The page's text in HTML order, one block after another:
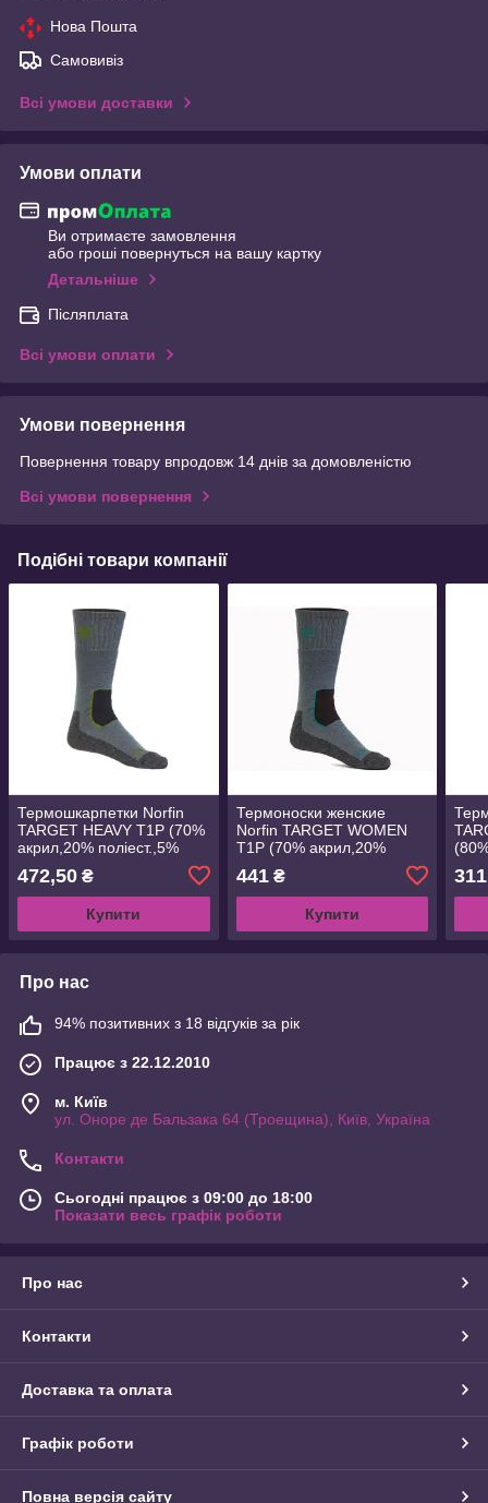
Нова Пошта
Самовивіз
Всі умови доставки
Умови оплати
Ви отримаєте замовлення
або гроші повернуться на вашу картку
Детальніше
Післяплата
Всі умови оплати
Умови повернення
Повернення товару впродовж 14 днів за домовленістю
Всі умови повернення
Подібні товари компанії
Термошкарпетки Norfin
TARGET HEAVY T1P (70%
акрил,20% поліест.,5%
(39-41) 303753
472,50 ₴
Купити
Термоноски женские
Norfin TARGET WOMEN
T1P (70% акрил,20%
еласт.) р.M(35-37)
(303744)
441₴
Купити
Про нас
94% позитивних з 18 відгуків за рік
Працює з 22.12.2010
м. Київ
ул. Оноре де Бальзака 64 (Троещина), Київ, Україна
Контакти
Сьогодні працює з 09:00 до 18:00
Показати весь графік роботи
Про нас
Контакти
Доставка та оплата
Графік роботи
Повна версія сайту